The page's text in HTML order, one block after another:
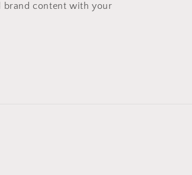
brand content with your